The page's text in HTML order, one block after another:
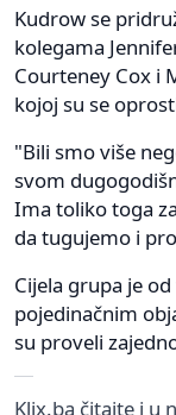
Kudrow se
kolegama
Courteney Cox i
kojoj su se
"Bili smo više
svom
Ima toliko toga
da tugujemo i
Cijela grupa je
pojedinačnim
su proveli
Klix.ba čitajte i u